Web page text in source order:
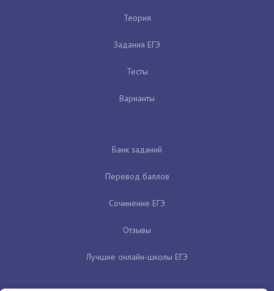
Теория
Задания ЕГЭ
Тесты
Варианты
Банк заданий
Перевод баллов
Сочинение ЕГЭ
Отзывы
Лучшие онлайн-школы ЕГЭ